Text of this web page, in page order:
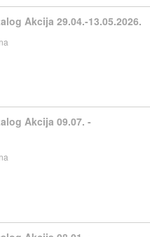
Akcija 29.04.-13.05.2026.
Akcija 09.07. -